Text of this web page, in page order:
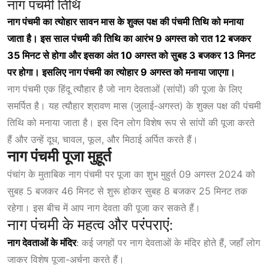
नाग पंचमी तिथि
नाग पंचमी का त्योहार सावन मास के शुक्ल पक्ष की पंचमी तिथि को मनाया
जाता है। इस साल पंचमी की तिथि का आरंभ 9 अगस्त को रात 12 बजकर
35 मिनट से होगा और इसका अंत 10 अगस्त को सुबह 3 बजकर 13 मिनट
पर होगा। इसलिए नाग पंचमी का त्योहार 9 अगस्त को मनाया जाएगा।
नाग पंचमी एक हिंदू त्यौहार है जो नाग देवताओं (सांपों) की पूजा के लिए
समर्पित है। यह त्यौहार श्रावण मास (जुलाई-अगस्त) के शुक्ल पक्ष की पंचमी
तिथि को मनाया जाता है। इस दिन लोग विशेष रूप से सांपों की पूजा करते
हैं और उन्हें दूध, चावल, फूल, और मिठाई अर्पित करते हैं।
नाग पंचमी पूजा मुहूर्त
पंचांग के मुताबिक नाग पंचमी पर पूजा का शुभ मुहुर्त 09 अगस्त 2024 को
सुबह 5 बजकर 46 मिनट से शुरू होकर सुबह 8 बजकर 25 मिनट तक
रहेगा। इस बीच में आप नाग देवता की पूजा कर सकते हैं।
नाग पंचमी के महत्व और परंपराएं:
नाग देवताओं के मंदिर: कई जगहों पर नाग देवताओं के मंदिर होते हैं, जहाँ लोग
जाकर विशेष पूजा-अर्चना करते हैं।